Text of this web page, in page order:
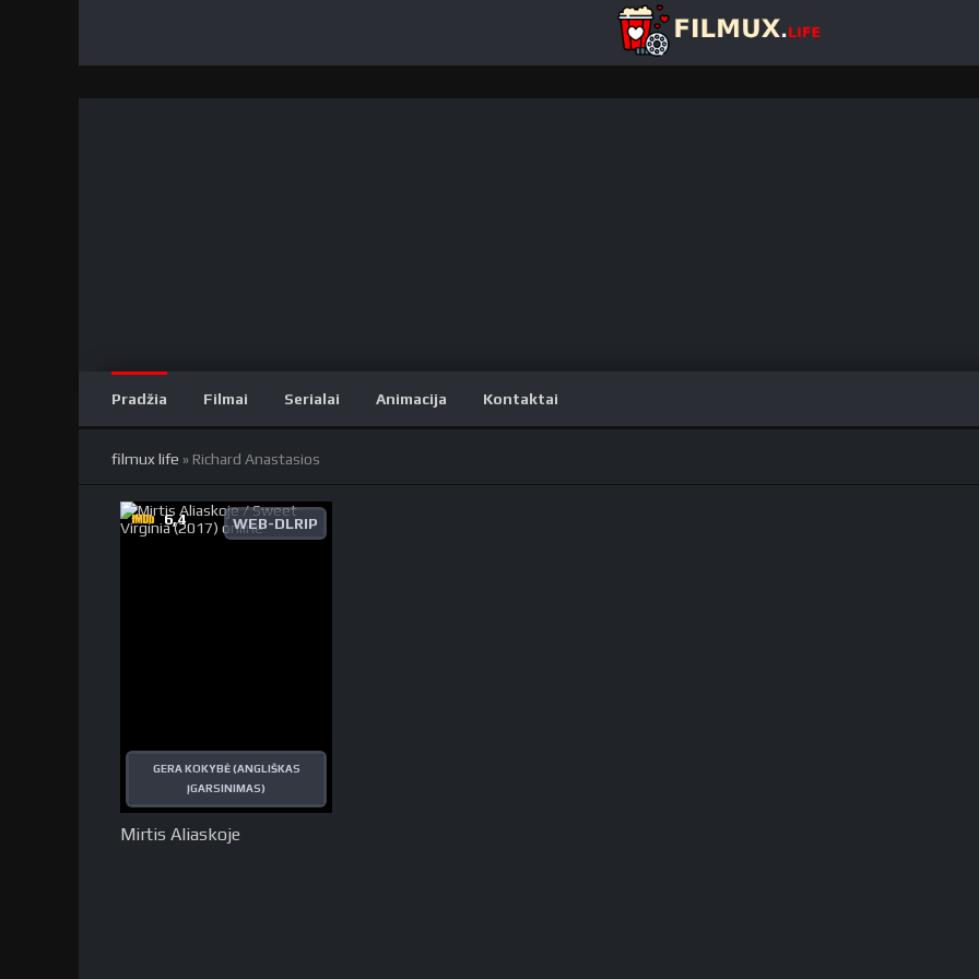
Pradžia Filmai Serialai Animacija Kontaktai
filmux life » Richard Anastasios
Mirtis Aliaskoje
WEB-DLRIP
6,4
GERA KOKYBĖ (ANGLIŠKAS
ĮGARSINIMAS)